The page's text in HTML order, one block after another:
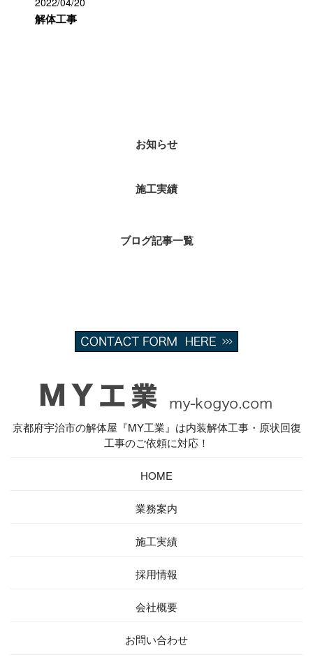
解体工事
お知らせ
施工実績
ブログ記事一覧
京都府宇治市の解体屋『MY工業』は内装解体工事・原状回復
工事のご依頼に対応！
HOME
業務案内
施工実績
採用情報
会社概要
お問い合わせ